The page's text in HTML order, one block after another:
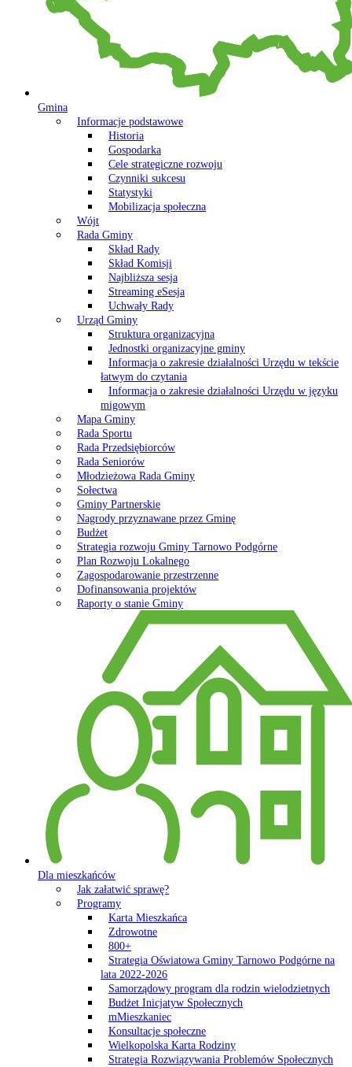
Gmina
Informacje podstawowe
Historia
Gospodarka
Cele strategiczne rozwoju
Czynniki sukcesu
Statystyki
Mobilizacja społeczna
Wójt
Rada Gminy
Skład Rady
Skład Komisji
Najbliższa sesja
Streaming eSesja
Uchwały Rady
Urząd Gminy
Struktura organizacyjna
Jednostki organizacyjne gminy
Informacja o zakresie działalności Urzędu w tekście
łatwym do czytania
Informacja o zakresie działalności Urzędu w języku
migowym
Mapa Gminy
Rada Sportu
Rada Przedsiębiorców
Rada Seniorów
Młodzieżowa Rada Gminy
Sołectwa
Gminy Partnerskie
Nagrody przyznawane przez Gminę
Budżet
Strategia rozwoju Gminy Tarnowo Podgórne
Plan Rozwoju Lokalnego
Zagospodarowanie przestrzenne
Dofinansowania projektów
Raporty o stanie Gminy
Dla mieszkańców
Jak załatwić sprawę?
Programy
Karta Mieszkańca
Zdrowotne
800+
Strategia Oświatowa Gminy Tarnowo Podgórne na
lata 2022-2026
Samorządowy program dla rodzin wielodzietnych
Budżet Inicjatyw Społecznych
mMieszkaniec
Konsultacje społeczne
Wielkopolska Karta Rodziny
Strategia Rozwiązywania Problemów Społecznych